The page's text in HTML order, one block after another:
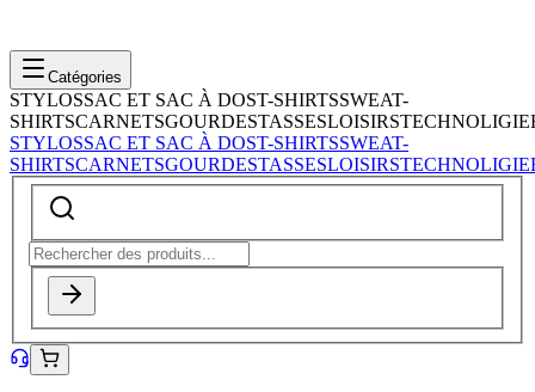
Catégories
STYLOSSAC ET SAC À DOST-SHIRTSSWEAT-
SHIRTSCARNETSGOURDESTASSESLOISIRSTECHNOLIGIE
STYLOSSAC ET SAC À DOST-SHIRTSSWEAT-
SHIRTSCARNETSGOURDESTASSESLOISIRSTECHNOLIGIE